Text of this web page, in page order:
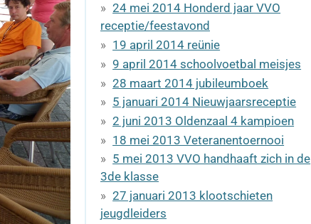
24 mei 2014 Honderd jaar VVO
receptie/feestavond
19 april 2014 reünie
9 april 2014 schoolvoetbal meisjes
28 maart 2014 jubileumboek
5 januari 2014 Nieuwjaarsreceptie
2 juni 2013 Oldenzaal 4 kampioen
18 mei 2013 Veteranentoernooi
5 mei 2013 VVO handhaaft zich in de
3de klasse
27 januari 2013 klootschieten
jeugdleiders